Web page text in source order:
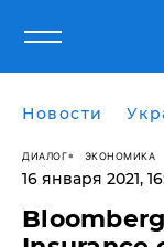
Новости
ДИАЛОГ ЭКОНОМИКА
16 января 2021,